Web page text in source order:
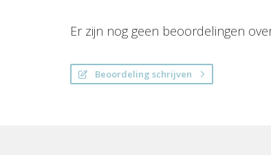
Er zijn nog geen beoordelingen
Beoordeling schrijven